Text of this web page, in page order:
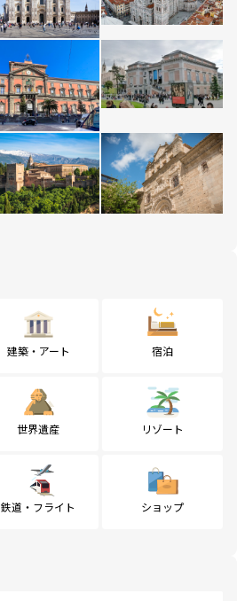
建築・アート 宿泊
世界遺産 リゾート
鉄道・フライト ショップ